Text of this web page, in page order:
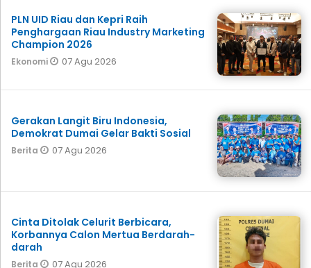
PLN UID Riau dan Kepri Raih
Penghargaan Riau Industry Marketing
Champion 2026
Ekonomi 07 Agu 2026
Gerakan Langit Biru Indonesia,
Demokrat Dumai Gelar Bakti Sosial
Berita 07 Agu 2026
Cinta Ditolak Celurit Berbicara,
Korbannya Calon Mertua Berdarah-
darah
Berita 07 Agu 2026